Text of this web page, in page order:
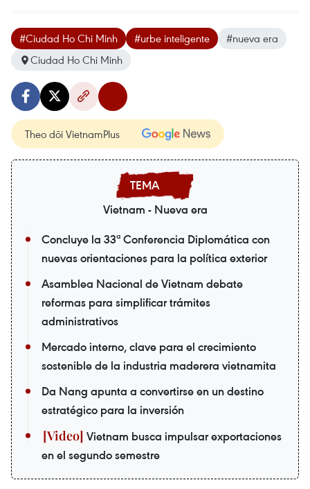
#Ciudad Ho Chi Minh #urbe inteligente
#nueva era
Ciudad Ho Chi Minh
Theo dõi VietnamPlus
Vietnam - Nueva era
Concluye la 33ª Conferencia Diplomática con
nuevas orientaciones para la política exterior
Asamblea Nacional de Vietnam debate
reformas para simplificar trámites
administrativos
Mercado interno, clave para el crecimiento
sostenible de la industria maderera vietnamita
Da Nang apunta a convertirse en un destino
estratégico para la inversión
Vietnam busca impulsar exportaciones
en el segundo semestre